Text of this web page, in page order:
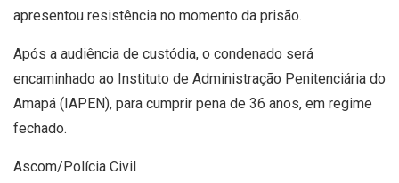
apresentou resistência no momento da prisão.
Após a audiência de custódia, o condenado será
encaminhado ao Instituto de Administração Penitenciária do
Amapá (IAPEN), para cumprir pena de 36 anos, em regime
fechado.
Ascom/Polícia Civil